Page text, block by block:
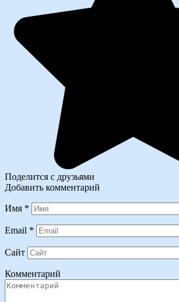
Поделится с друзьями
Добавить комментарий
Имя *
Email *
Сайт
Комментарий